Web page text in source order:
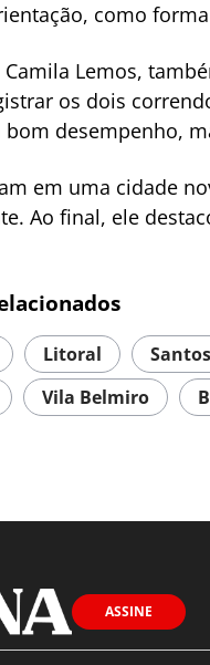
como
Camila Lemos,
os dois
bom desempenho,
em uma cidade
Ao final, ele
Litoral Santos
Vila Belmiro
ASSINE